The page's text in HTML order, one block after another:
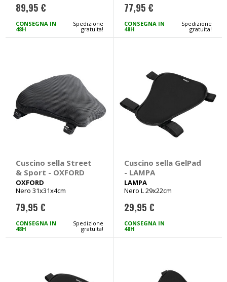
89,95 €
CONSEGNA IN
48H
Spedizione
gratuita!
77,95 €
CONSEGNA IN
48H
Spedizione
gratuita!
Cuscino sella Street
& Sport - OXFORD
OXFORD
Nero 31x31x4cm
79,95 €
CONSEGNA IN
48H
Spedizione
gratuita!
Cuscino sella GelPad
- LAMPA
LAMPA
Nero L 29x22cm
29,95 €
CONSEGNA IN
48H